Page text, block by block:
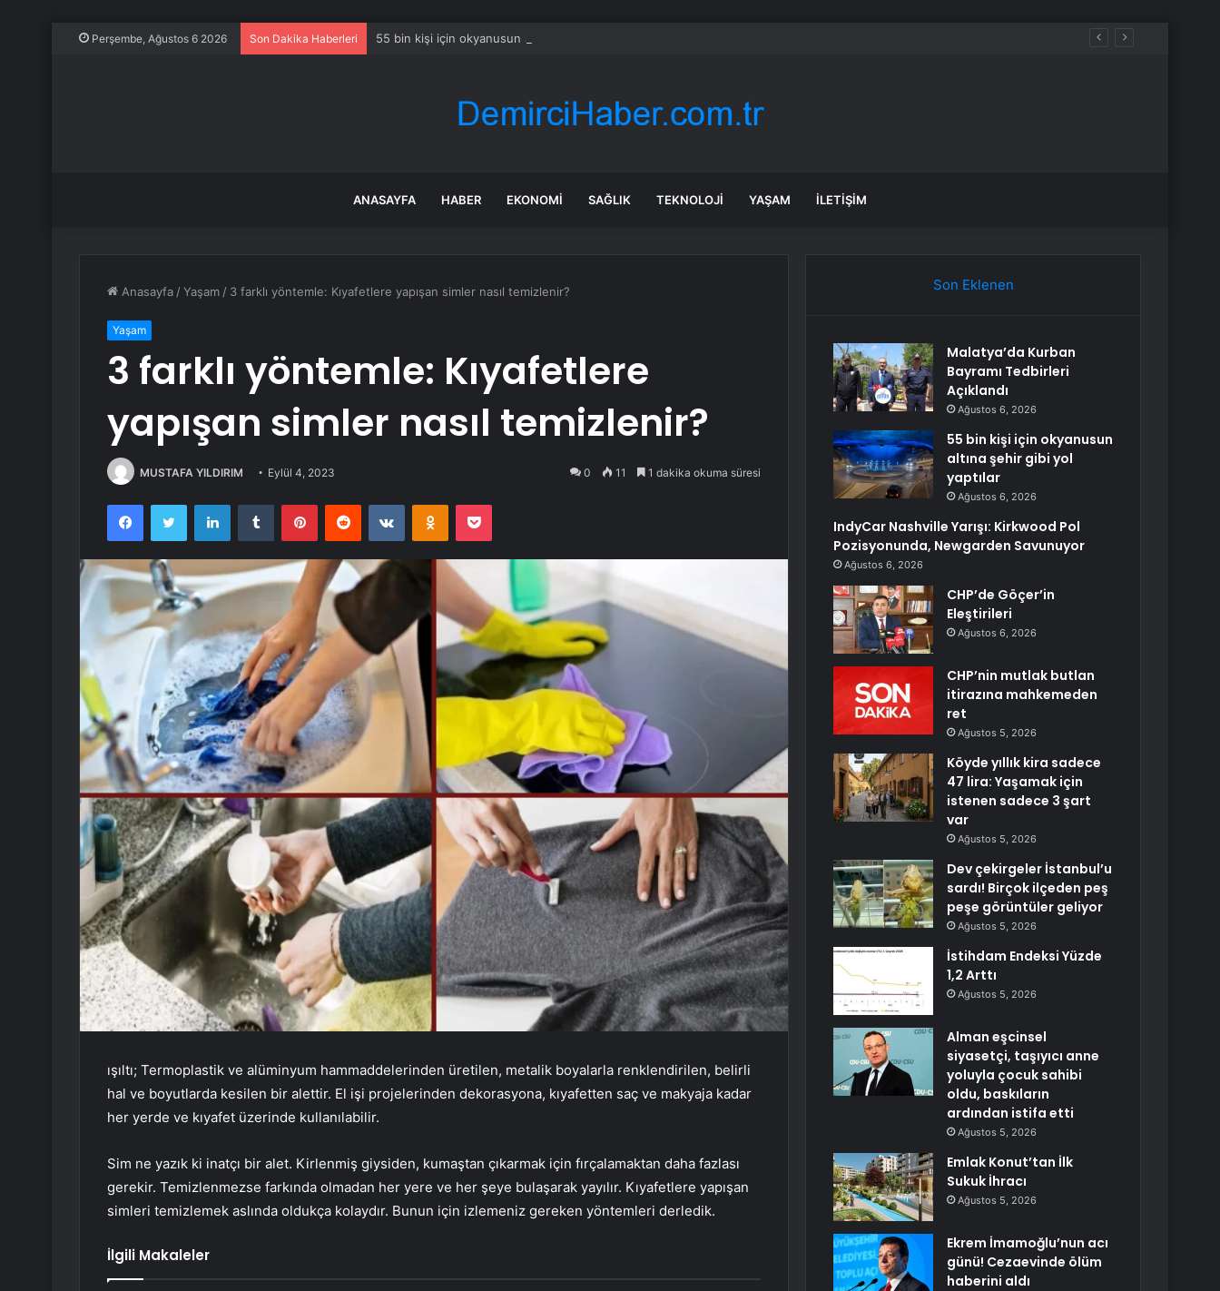
Perşembe, Ağustos 6 2026 Son Dakika Haberleri 55 bin kişi için okyanusun altına şehir gibi yol yaptılar
ANASAYFA HABER EKONOMI SAĞLIK TEKNOLOJI YAŞAM İLETIŞIM
Anasayfa /Yaşam / 3 farklı yöntemle: Kıyafetlere yapışan simler nasıl temizlenir?
Yaşam
3 farklı yöntemle: Kıyafetlere
yapışan simler nasıl temizlenir?
MUSTAFA YILDIRIM Eylül 4, 2023 0 11 1 dakika okuma süresi
FacebookTwitter LinkedInTumblr PinterestReddit VKontakteOdnoklassniki
Pocket
ışıltı; Termoplastik ve alüminyum hammaddelerinden üretilen, metalik boyalarla renklendirilen, belirli
hal ve boyutlarda kesilen bir alettir. El işi projelerinden dekorasyona, kıyafetten saç ve makyaja kadar
her yerde ve kıyafet üzerinde kullanılabilir.
Sim ne yazık ki inatçı bir alet. Kirlenmiş giysiden, kumaştan çıkarmak için fırçalamaktan daha fazlası
gerekir. Temizlenmezse farkında olmadan her yere ve her şeye bulaşarak yayılır. Kıyafetlere yapışan
simleri temizlemek aslında oldukça kolaydır. Bunun için izlemeniz gereken yöntemleri derledik.
İlgili Makaleler
Son Eklenen
Malatya’da Kurban
Bayramı Tedbirleri
Açıklandı
Ağustos 6, 2026
55 bin kişi için okyanusun
altına şehir gibi yol
yaptılar
Ağustos 6, 2026
IndyCar Nashville Yarışı: Kirkwood Pol
Pozisyonunda, Newgarden Savunuyor
Ağustos 6, 2026
CHP’de Göçer’in
Eleştirileri
Ağustos 6, 2026
CHP’nin mutlak butlan
itirazına mahkemeden
ret
Ağustos 5, 2026
Köyde yıllık kira sadece
47 lira: Yaşamak için
istenen sadece 3 şart
var
Ağustos 5, 2026
Dev çekirgeler İstanbul’u
sardı! Birçok ilçeden peş
peşe görüntüler geliyor
Ağustos 5, 2026
İstihdam Endeksi Yüzde
1,2 Arttı
Ağustos 5, 2026
Alman eşcinsel
siyasetçi, taşıyıcı anne
yoluyla çocuk sahibi
oldu, baskıların
ardından istifa etti
Ağustos 5, 2026
Emlak Konut’tan İlk
Sukuk İhracı
Ağustos 5, 2026
Ekrem İmamoğlu’nun acı
günü! Cezaevinde ölüm
haberini aldı